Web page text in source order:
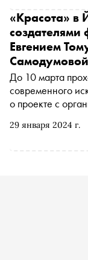
рассказывает,
29 января 2024 г.
«Красота» в
создателями
Евгением
Самодумовой
До 10 марта
современного
о проекте с
резиденции